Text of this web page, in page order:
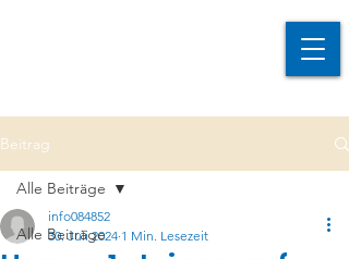
Beitrag
Alle Beiträge
Alle Beiträge
info084852
30. Juli 2024 1 Min. Lesezeit